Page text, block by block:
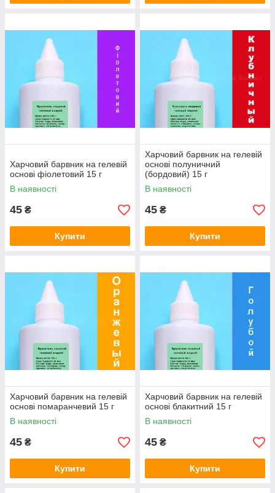
Харчовий барвник на гелевій
основі фіолетовий 15 г
В наявності
45 ₴
Купити
Харчовий барвник на гелевій
основі полуничний
(бордовий) 15 г
В наявності
45 ₴
Купити
Харчовий барвник на гелевій
основі помаранчевий 15 г
В наявності
45 ₴
Купити
Харчовий барвник на гелевій
основі блакитний 15 г
В наявності
45 ₴
Купити